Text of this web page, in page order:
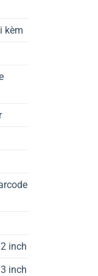
kèm
inch
inch